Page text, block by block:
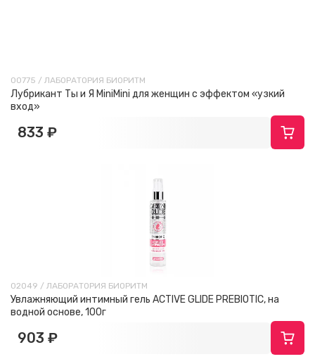
00775 / ЛАБОРАТОРИЯ БИОРИТМ
Лубрикант Ты и Я MiniMini для женщин с эффектом «узкий
вход»
833 ₽
02049 / ЛАБОРАТОРИЯ БИОРИТМ
Увлажняющий интимный гель ACTIVE GLIDE PREBIOTIC, на
водной основе, 100г
903 ₽